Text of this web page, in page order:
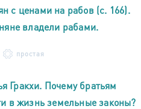
с ценами на рабов (с. 166).
владели рабами.
простая
Гракхи. Почему братьям
в жизнь земельные законы?